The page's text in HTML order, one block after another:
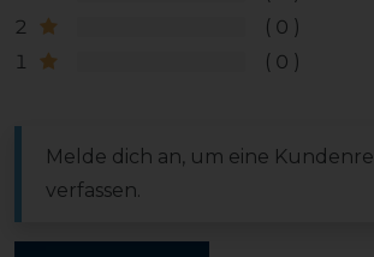
2
0
1
0
Melde dich an, um eine
verfassen.